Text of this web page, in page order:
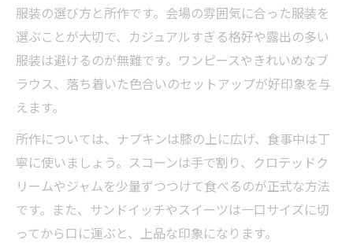
取り皿がない時もスマートな所作を身につける
アフタヌーンティーで取り皿がない場合の
対応法
お皿をおろすタイミングとマナーを徹底解
アフタヌーンティーのお皿と食器の扱い方
食べ方や皿の移動で気を付けたい所作
アフタヌーンティーで周囲から浮かないた
めのコツ
服装の選び方と所作です。会場の雰囲気に合った服装を
選ぶことが大切で、カジュアルすぎる格好や露出の多い
服装は避けるのが無難です。ワンピースやきれいめなブ
ラウス、落ち着いた色合いのセットアップが好印象を与
えます。
所作については、ナプキンは膝の上に広げ、食事中は丁
寧に使いましょう。スコーンは手で割り、クロテッドク
リームやジャムを少量ずつつけて食べるのが正式な方法
です。また、サンドイッチやスイーツは一口サイズに切
ってから口に運ぶと、上品な印象になります。